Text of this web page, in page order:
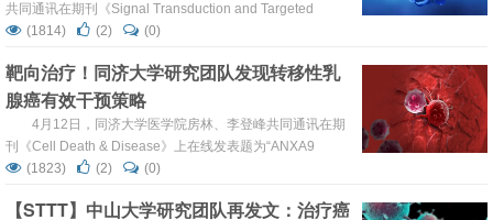
共同通讯在期刊《Signal Transduction and Targeted
Therapy》上在线发表题为“Anti-lymphangiogenesis for
描述了一种有前途的策略来改善治疗药物在肿瘤部位的积
累。抗肿瘤淋巴管生成不仅提高了治疗药...
(1814) (2) (0)
靶向治疗！同济大学研究团队发现转移性乳
腺癌有效干预策略
4月12日，同济大学医学院房林、李登峰共同通讯在期
刊《Cell Death & Disease》上在线发表题为“ANXA9
facilitates S100A4 and promotes breast cancer
文，研究人员预计ANXA9/S100A4将成为未来BC拦截的潜
(1823) (2) (0)
【STTT】中山大学研究团队再发文：治疗癌